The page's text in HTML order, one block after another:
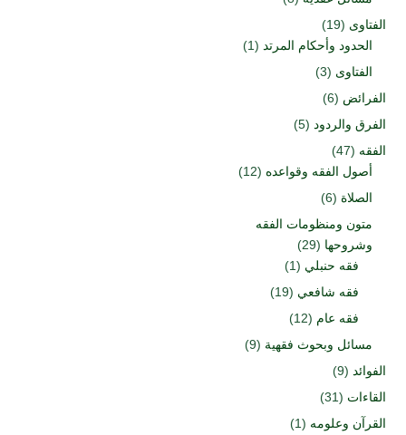
الفتاوى (19)
الحدود وأحكام المرتد (1)
الفتاوى (3)
الفرائض (6)
الفرق والردود (5)
الفقه (47)
أصول الفقه وقواعده (12)
الصلاة (6)
متون ومنظومات الفقه
وشروحها (29)
فقه حنبلي (1)
فقه شافعي (19)
فقه عام (12)
مسائل وبحوث فقهية (9)
الفوائد (9)
القاءات (31)
القرآن وعلومه (1)